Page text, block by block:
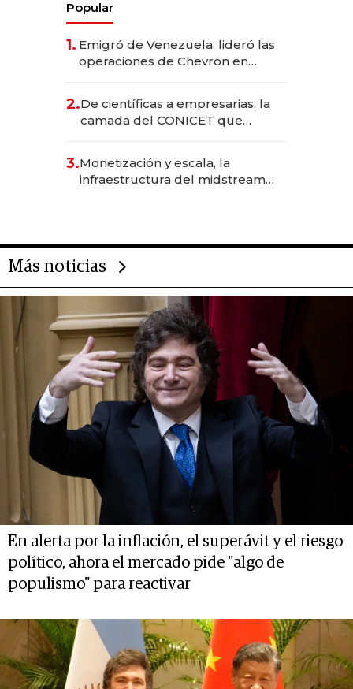
Popular
1. Emigró de Venezuela, lideró las
operaciones de Chevron en
2.De científicas a empresarias: la
camada del CONICET que
3.Monetización y escala, la
infraestructura del midstream
Más noticias
En alerta por la inflación, el superávit y el riesgo
político, ahora el mercado pide "algo de
populismo" para reactivar